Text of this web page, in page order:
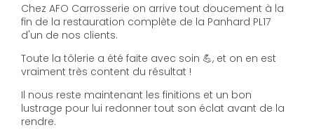
Chez AFO Carrosserie on arrive tout doucement à la
fin de la restauration complète de la Panhard PL17
d'un de nos clients.
Toute la tôlerie a été faite avec soin 💪, et on en est
vraiment très content du résultat !
Il nous reste maintenant les finitions et un bon
lustrage pour lui redonner tout son éclat avant de la
rendre.